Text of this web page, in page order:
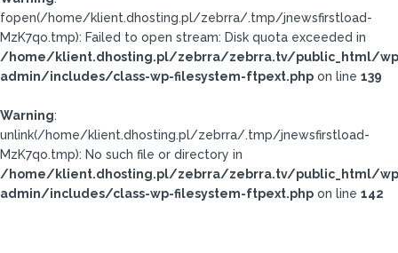
fopen(/home/klient.dhosting.pl/zebrra/.tmp/jnewsfirstload-
MzK7qo.tmp): Failed to open stream: Disk quota exceeded in
/home/klient.dhosting.pl/zebrra/zebrra.tv/public_html/
admin/includes/class-wp-filesystem-ftpext.php on line 139
Warning:
unlink(/home/klient.dhosting.pl/zebrra/.tmp/jnewsfirstload-
MzK7qo.tmp): No such file or directory in
/home/klient.dhosting.pl/zebrra/zebrra.tv/public_html/
admin/includes/class-wp-filesystem-ftpext.php on line 142